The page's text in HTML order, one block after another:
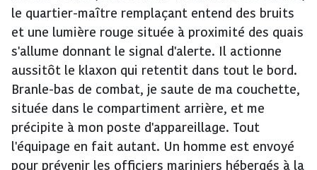
le quartier-maître remplaçant entend des bruits
et une lumière rouge située à proximité des quais
s'allume donnant le signal d'alerte. Il actionne
aussitôt le klaxon qui retentit dans tout le bord.
Branle-bas de combat, je saute de ma couchette,
située dans le compartiment arrière, et me
précipite à mon poste d'appareillage. Tout
l'équipage en fait autant. Un homme est envoyé